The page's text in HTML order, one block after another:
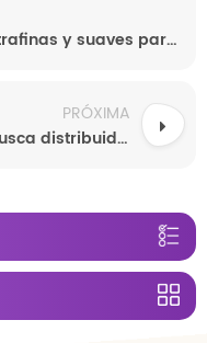
Braguitas absorbentes ultrafinas y suaves para piel sensible
PRÓXIMA
Fábrica china de pañales OEM busca distribuidores globales